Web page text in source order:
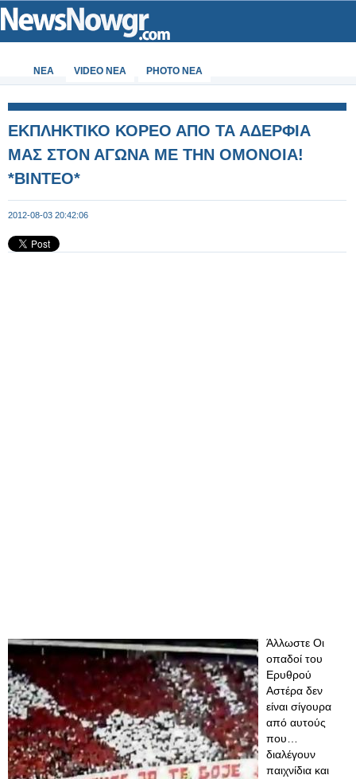
ΝΕΑ VIDEO NEA PHOTO NEA
ΕΚΠΛΗΚΤΙΚΟ ΚΟΡΕΟ ΑΠΟ ΤΑ ΑΔΕΡΦΙΑ
ΜΑΣ ΣΤΟΝ ΑΓΩΝΑ ΜΕ ΤΗΝ ΟΜΟΝΟΙΑ!
*ΒΙΝΤΕΟ*
2012-08-03 20:42:06
Άλλωστε Οι
οπαδοί του
Ερυθρού
Αστέρα δεν
είναι σίγουρα
από αυτούς
που…
διαλέγουν
παιχνίδια και